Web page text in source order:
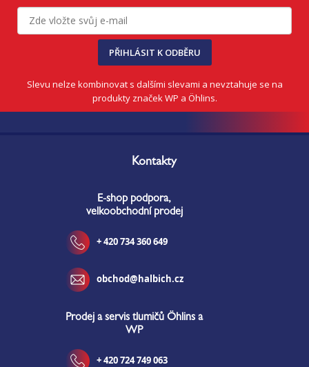
PŘIHLÁSIT K ODBĚRU
Slevu nelze kombinovat s dalšími slevami a nevztahuje se na
produkty značek WP a Öhlins.
Kontakty
E-shop podpora,
velkoobchodní prodej
+ 420 734 360 649
obchod@halbich.cz
Prodej a servis tlumičů Öhlins a
WP
+ 420 724 749 063